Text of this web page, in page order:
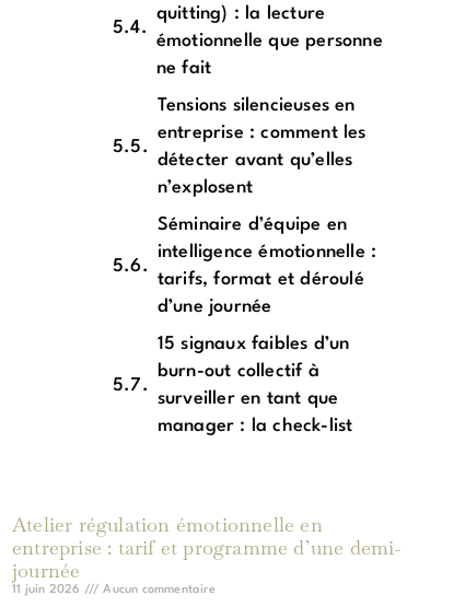
quitting) : la lecture
émotionnelle que personne
ne fait
Tensions silencieuses en
entreprise : comment les
détecter avant qu’elles
n’explosent
Séminaire d’équipe en
intelligence émotionnelle :
tarifs, format et déroulé
d’une journée
15 signaux faibles d’un
burn-out collectif à
surveiller en tant que
manager : la check-list
Atelier régulation émotionnelle en
entreprise : tarif et programme d’une demi-
journée
11 juin 2026 Aucun commentaire